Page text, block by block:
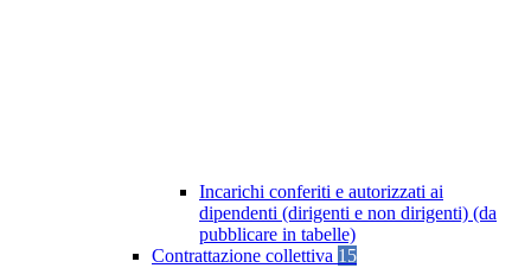
Incarichi conferiti e autorizzati ai
dipendenti (dirigenti e non dirigenti) (da
pubblicare in tabelle)
Contrattazione collettiva 15